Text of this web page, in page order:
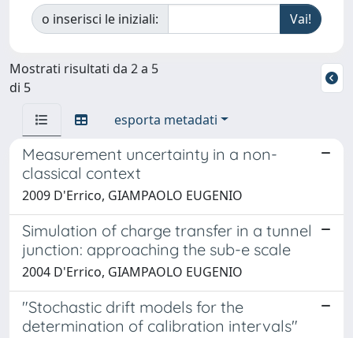
o inserisci le iniziali:
Mostrati risultati da 2 a 5
di 5
esporta metadati
Measurement uncertainty in a non-
classical context
2009 D'Errico, GIAMPAOLO EUGENIO
Simulation of charge transfer in a tunnel
junction: approaching the sub-e scale
2004 D'Errico, GIAMPAOLO EUGENIO
"Stochastic drift models for the
determination of calibration intervals"